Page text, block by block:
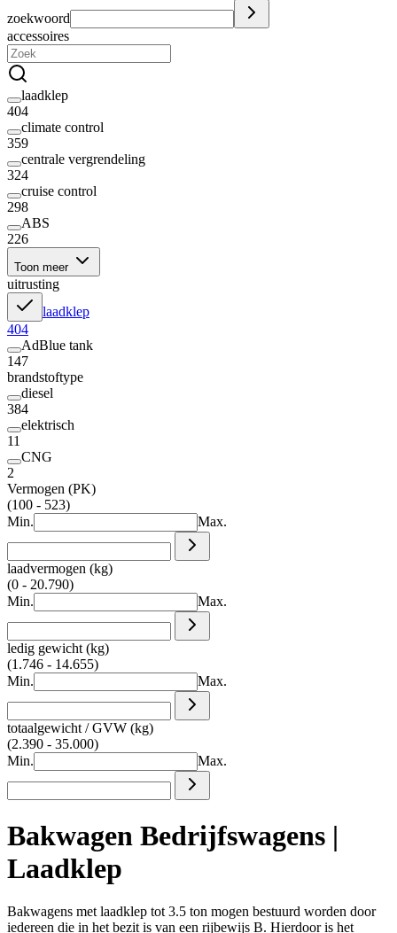
zoekwoord
accessoires
laadklep
404
climate control
359
centrale vergrendeling
324
cruise control
298
ABS
226
Toon meer
uitrusting
laadklep
404
AdBlue tank
147
brandstoftype
diesel
384
elektrisch
11
CNG
2
Vermogen (PK)
(100 - 523)
Min.
Max.
laadvermogen (kg)
(0 - 20.790)
Min.
Max.
ledig gewicht (kg)
(1.746 - 14.655)
Min.
Max.
totaalgewicht / GVW (kg)
(2.390 - 35.000)
Min.
Max.
Bakwagen Bedrijfswagens |
Laadklep
Bakwagens met laadklep tot 3.5 ton mogen bestuurd worden door
iedereen die in het bezit is van een rijbewijs B. Hierdoor is het